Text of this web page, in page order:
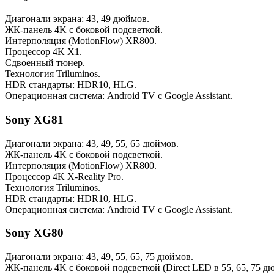
Диагонали экрана: 43, 49 дюймов.
ЖК-панель 4K с боковой подсветкой.
Интерполяция (MotionFlow) XR800.
Процессор 4K X1.
Сдвоенный тюнер.
Технология Triluminos.
HDR стандарты: HDR10, HLG.
Операционная система: Android TV с Google Assistant.
Sony XG81
Диагонали экрана: 43, 49, 55, 65 дюймов.
ЖК-панель 4K с боковой подсветкой.
Интерполяция (MotionFlow) XR800.
Процессор 4K X-Reality Pro.
Технология Triluminos.
HDR стандарты: HDR10, HLG.
Операционная система: Android TV с Google Assistant.
Sony XG80
Диагонали экрана: 43, 49, 55, 65, 75 дюймов.
ЖК-панель 4K с боковой подсветкой (Direct LED в 55, 65, 75